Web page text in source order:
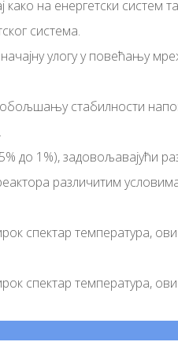
како на енергетски систем
система.
улогу у повећању
стабилности
до 1%), задовољавајући
различитим
спектар температура, ови
спектар температура, ови